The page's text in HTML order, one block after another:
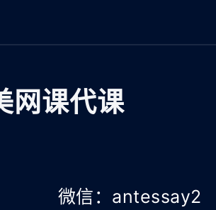
网课代课
微信：antessay2